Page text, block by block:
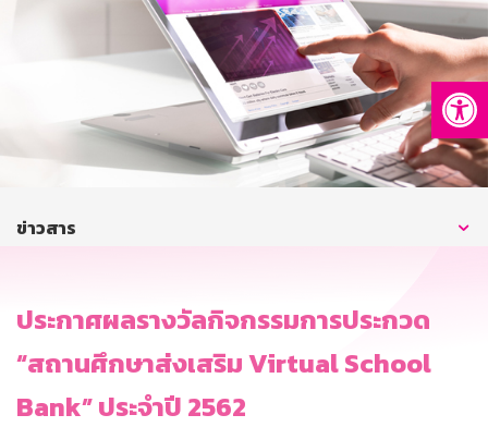
บริการทางการเงิน
ติดต่อเรา
บริการออนไลน์
ข่าวสาร
ประกาศผลรางวัลกิจกรรมการประกวด
“สถานศึกษาส่งเสริม Virtual School
Bank” ประจำปี 2562